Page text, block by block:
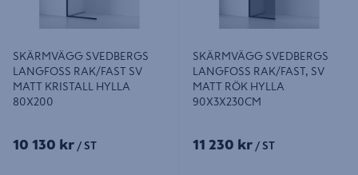
SKÄRMVÄGG SVEDBERGS
LANGFOSS RAK/FAST SV
MATT KRISTALL HYLLA
80X200
10 130 kr / ST
SKÄRMVÄGG SVEDBERGS
LANGFOSS RAK/FAST, SV
MATT RÖK HYLLA
90X3X230CM
11 230 kr / ST